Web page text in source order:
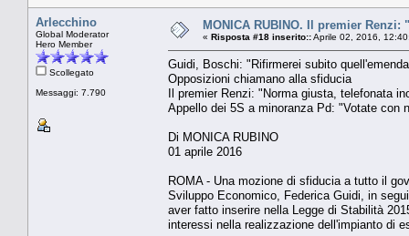
Arlecchino
Global Moderator
Hero Member
Scollegato
Messaggi: 7.790
MONICA RUBINO. Il premier
« Risposta #18 inserito::Aprile 02, 2016,
Guidi, Boschi: "Rifirmerei subito
Opposizioni chiamano alla sfiducia
Il premier Renzi: "Norma giusta, telefonata
Appello dei 5S a minoranza Pd: "Votate con
Di MONICA RUBINO
01 aprile 2016
ROMA - Una mozione di sfiducia a tutto il
Sviluppo Economico, Federica Guidi, in
aver fatto inserire nella Legge di Stabilità
interessi nella realizzazione dell'impianto di